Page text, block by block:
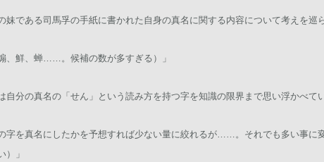
妹である司馬孚の手紙に書かれた自身の真名に関する内容について考えを巡
、鮮、蝉……。候補の数が多すぎる）」
自分の真名の「せん」という読み方を持つ字を知識の限界まで思い浮かべて
字を真名にしたかを予想すれば少ない量に絞れるが……。それでも多い事に
）」